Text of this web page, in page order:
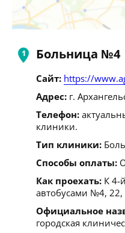
Больница №4
Сайт: https://
Адрес: г.
Телефон:
клиники.
Тип клиники:
Способы оплаты:
Как проехать: К 4-
автобусами №4, 22,
Официальное
городская